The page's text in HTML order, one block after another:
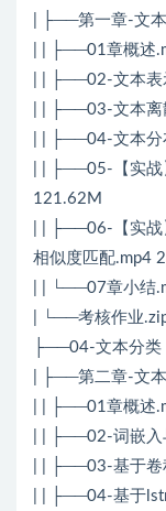
| ├──第一章-文
| | ├──01章概述
| | ├──02-文本
| | ├──03-文本
| | ├──04-文本
| | ├──05-【实
121.62M
| | ├──06-【实战
相似度匹配.mp4
| | └──07章小结
| └──考核作业
├──04-文本分类
| ├──第二章-文
| | ├──01章概述
| | ├──02-词嵌
| | ├──03-基于
| | ├──04-基于